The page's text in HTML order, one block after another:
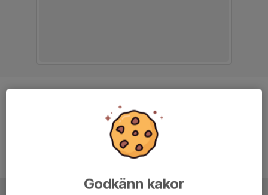
13 år
Godkänn kakor